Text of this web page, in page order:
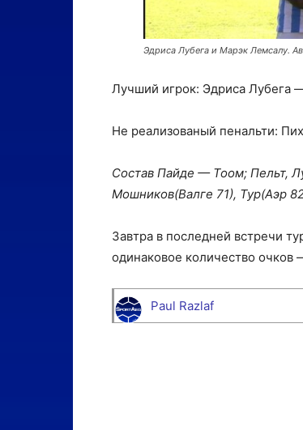
Эдриса Лубега и Марэк Лемсалу.
Лучший игрок: Эдриса Лубега
Не реализованый пенальти:
Состав Пайде — Тоом; Пельт,
Мошников(Валге 71), Тур(Аэр
Завтра в последней встречи
одинаковое количество очков
Paul Razlaf